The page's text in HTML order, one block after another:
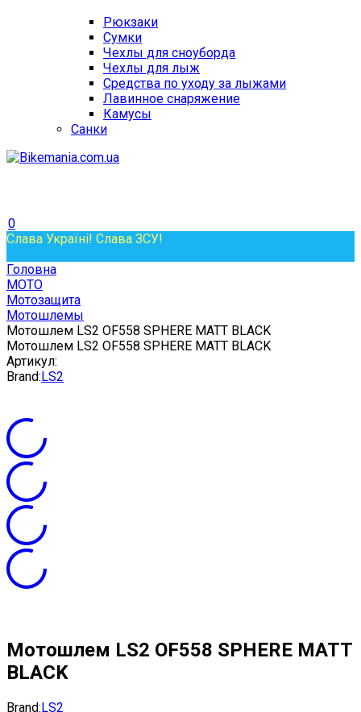
Рюкзаки
Сумки
Чехлы для сноуборда
Чехлы для лыж
Средства по уходу за лыжами
Лавинное снаряжение
Камусы
Санки
0
Слава Україні! Слава ЗСУ!
Головна
МОТО
Мотозащита
Мотошлемы
Мотошлем LS2 OF558 SPHERE MATT BLACK
Мотошлем LS2 OF558 SPHERE MATT BLACK
Артикул:
Brand:LS2
Мотошлем LS2 OF558 SPHERE MATT
BLACK
Brand:LS2